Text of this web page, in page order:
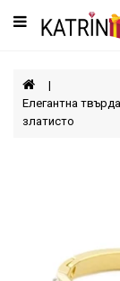
Категории
МЪЖЕ
ЖЕНИ
Елегантна
златисто